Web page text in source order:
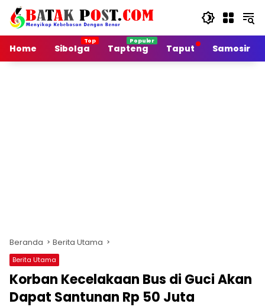
Langsung
konten
Home
Sibolga Tapteng Taput Samosir
Beranda Berita Utama
Berita Utama
Korban Kecelakaan Bus di Guci Akan
Dapat Santunan Rp 50 Juta